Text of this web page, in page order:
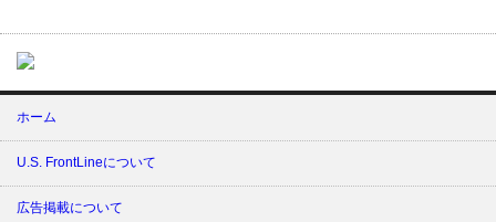
ホーム
U.S. FrontLineについて
広告掲載について